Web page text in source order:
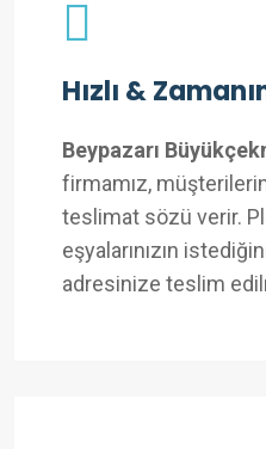
Hızlı &
Beypazarı
firmamız,
teslimat sözü verir.
eşyalarınızın
adresinize teslim